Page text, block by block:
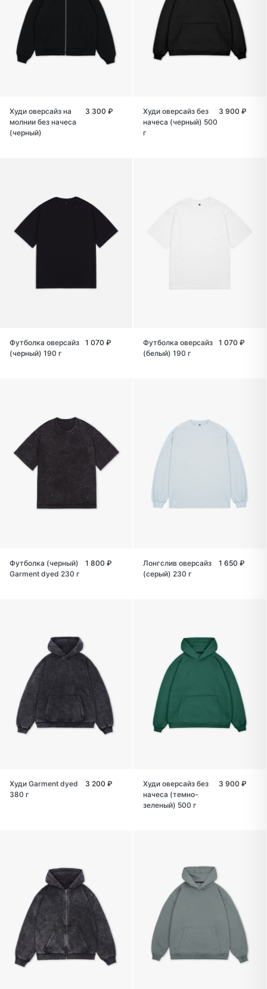
Худи оверсайз на
молнии без начеса
(черный)
3 300 ₽
Худи оверсайз без
начеса (черный) 500
г
3 900 ₽
Футболка оверсайз
(черный) 190 г
1 070 ₽
Футболка оверсайз
(белый) 190 г
1 070 ₽
Футболка (черный)
Garment dyed 230 г
1 800 ₽
Лонгслив оверсайз
(cерый) 230 г
1 650 ₽
Худи Garment dyed
380 г
3 200 ₽
Худи оверсайз без
начеса (темно-
зеленый) 500 г
3 900 ₽